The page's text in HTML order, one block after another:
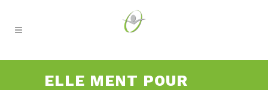
ELLE MENT POUR